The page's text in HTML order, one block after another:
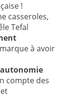
!
casseroles,
Tefal
à avoir
compte des
et